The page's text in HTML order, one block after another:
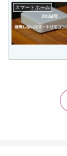
スマートホーム